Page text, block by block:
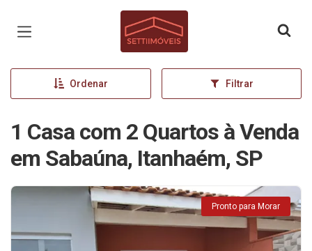
Página inicial
Ordenar Filtrar
1 Casa com 2 Quartos à Venda
em Sabaúna, Itanhaém, SP
Pronto para Morar